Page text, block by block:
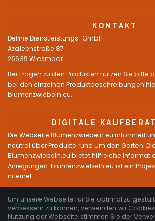
KONTAKT
Dehne Dienstleistungs-GmbH
Azaleenstraße 87
26639 Wiesmoor
Bei Fragen zu den Produkten nutzen Sie bitte
bei den einzelnen Produktbeschreibungen
blumenzwiebeln.eu.
DIGITALE
Die Webseite Blumenzwiebeln.eu informiert
neutral über Produkte rund um den Garten.
Blumenzwiebeln.eu bietet hilfreiche
Anregungen. blumenzwiebeln.eu ist ein
internet.
Facebook
Um unsere Webseite für Sie optimal zu
verbessern zu können, verwenden wir
Nutzung der Webseite stimmen Sie der